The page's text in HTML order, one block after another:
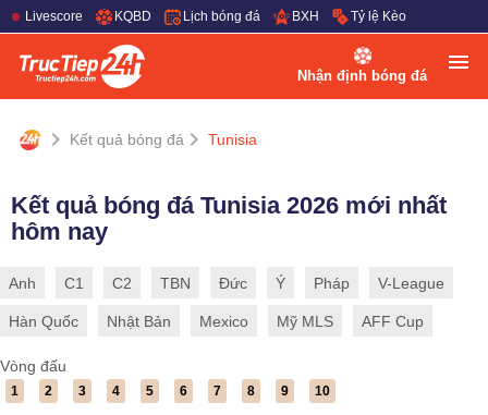
Livescore KQBD Lịch bóng đá BXH Tỷ lệ Kèo
Nhận định bóng đá
Kết quả bóng đá Tunisia
Kết quả bóng đá Tunisia 2026 mới nhất
hôm nay
Anh C1 C2 TBN Đức Ý Pháp V-League
Hàn Quốc Nhật Bản Mexico Mỹ MLS AFF Cup
Vòng đấu
1 2 3 4 5 6 7 8 9 10